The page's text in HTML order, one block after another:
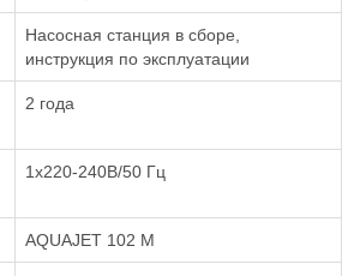
Насосная станция в сборе,
инструкция по эксплуатации
2 года
1х220-240В/50 Гц
AQUAJET 102 M